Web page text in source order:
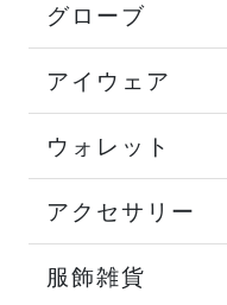
グローブ
アイウェア
ウォレット
アクセサリー
服飾雑貨